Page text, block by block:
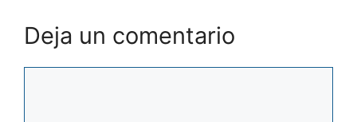
Deja un comentario